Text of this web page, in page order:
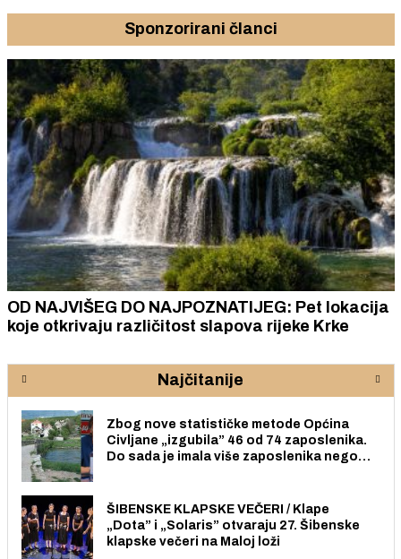
Sponzorirani članci
OD NAJVIŠEG DO NAJPOZNATIJEG: Pet lokacija
koje otkrivaju različitost slapova rijeke Krke
Najčitanije
Zbog nove statističke metode Općina
Civljane „izgubila” 46 od 74 zaposlenika.
Do sada je imala više zaposlenika nego
ŠIBENSKE KLAPSKE VEČERI / Klape
„Dota” i „Solaris” otvaraju 27. Šibenske
klapske večeri na Maloj loži